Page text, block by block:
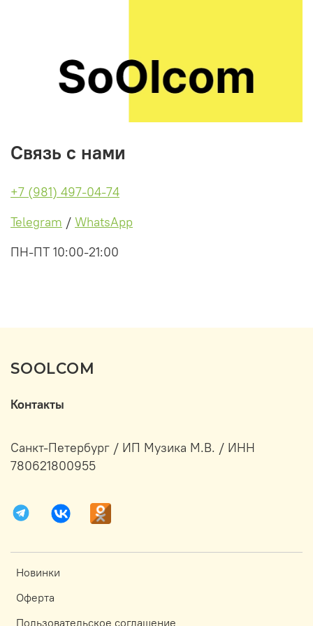
Связь с нами
+7 (981) 497-04-74
Telegram / WhatsApp
ПН-ПТ 10:00-21:00
SOOLCOM
Новинки
Оферта
Пользовательское соглашение
Контакты
Санкт-Петербург / ИП Музика М.В. / ИНН
780621800955